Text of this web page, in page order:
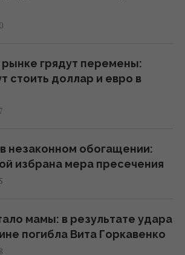
2026
о новых схемах торговли
2026
13,9 млн грн: в НАБУ
2026
за каждую ракету к Patriot,
по лицензиям продолжаются
2026
грядут перемены:
стоить доллар и евро в
незаконном обогащении:
избрана мера пресечения
мамы: в результате удара
погибла Вита Горкавенко